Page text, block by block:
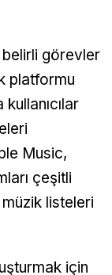
görevler
platformu
Music,
çeşitli
listeleri
için